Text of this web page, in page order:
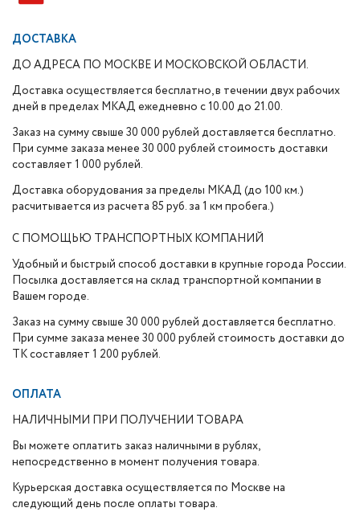
ДОСТАВКА
ДО АДРЕСА ПО МОСКВЕ И МОСКОВСКОЙ ОБЛАСТИ.
Доставка осуществляется бесплатно, в течении двух рабочих
дней в пределах МКАД ежедневно с 10.00 до 21.00.
Заказ на сумму свыше 30 000 рублей доставляется бесплатно.
При сумме заказа менее 30 000 рублей стоимость доставки
составляет 1 000 рублей.
Доставка оборудования за пределы МКАД (до 100 км.)
расчитывается из расчета 85 руб. за 1 км пробега.)
С ПОМОЩЬЮ ТРАНСПОРТНЫХ КОМПАНИЙ
Удобный и быстрый способ доставки в крупные города России.
Посылка доставляется на склад транспортной компании в
Вашем городе.
Заказ на сумму свыше 30 000 рублей доставляется бесплатно.
При сумме заказа менее 30 000 рублей стоимость доставки до
ТК составляет 1 200 рублей.
ОПЛАТА
НАЛИЧНЫМИ ПРИ ПОЛУЧЕНИИ ТОВАРА
Вы можете оплатить заказ наличными в рублях,
непосредственно в момент получения товара.
Курьерская доставка осуществляется по Москве на
следующий день после оплаты товара.